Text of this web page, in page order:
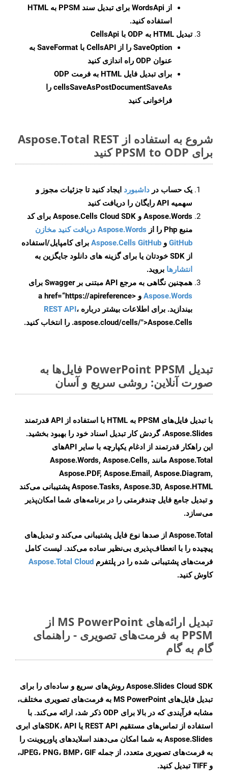
از WordsApi برای تبدیل سند PPSM به HTML
استفاده کنید.
تبدیل HTML به ODP با CellsApi
SaveOption
را از CellsAPI با SaveFormat به
عنوان ODP راه اندازی کنید
برای تبدیل فایل HTML به فرمت
ODP
cellsSaveAsPostDocumentSaveAs را
فراخوانی کنید
شروع به استفاده از Aspose.Total REST
برای PPSM to ODP کنید
یک حساب در داشبورد ایجاد کنید تا جزئیات مجوز و
سهمیه API رایگان را دریافت کنید
Aspose.Words و Aspose.Cells Cloud SDK برای کد
منبع Php را از
Aspose.Words دریافت کنید مخازن
GitHub و Aspose.Cells GitHub برای کامپایل/استفاده
از SDK خودتان یا برای گزینه های دانلود جایگزین به
انتشارها بروید.
همچنین نگاهی به مرجع API مبتنی بر Swagger برای
Aspose.Words
و <a href=“https://apireference
بیندازید. برای اطلاعات بیشتر درباره REST API،
.aspose.cloud/cells/">Aspose.Cells را انتخاب کنید.
تبدیل PowerPoint PPSM فایل‌ها به
صورت آنلاین: روشی سریع و آسان
با تبدیل فایل‌های PPSM به HTML با استفاده از API قدرتمند
Aspose.Slides، گردش کار تبدیل اسناد خود را بهبود بخشید.
این راهکار قدرتمند از ادغام یکپارچه با سایر APIهای
Aspose.Total مانند Aspose.Words, Aspose.Cells,
Aspose.PDF, Aspose.Email, Aspose.Diagram,
Aspose.Tasks, Aspose.3D, Aspose.HTML پشتیبانی می‌کند
و تبدیل جامع فایل چندفرمتی را در برنامه‌های شما امکان‌پذیر
می‌سازد.
Aspose.Total از صدها نوع فایل پشتیبانی می‌کند و تبدیل‌های
پیچیده را با انعطاف‌پذیری بی‌نظیر ساده می‌کند. لیست کامل
فرمت‌های پشتیبانی شده را در پلتفرم Aspose.Total Cloud
کاوش کنید.
تبدیل ارائه‌های MS PowerPoint از
PPSM به فرمت‌های تصویری - راهنمای
گام به گام
Aspose.Slides Cloud SDK روش‌های سریع و ساده‌ای را برای
تبدیل فایل‌های MS PowerPoint به فرمت‌های تصویری مختلف،
مشابه فرآیندی که در بالا برای ODP ذکر شد، ارائه می‌کند. با
استفاده از تماس‌های مستقیم REST API یا SDK، APIهای ابری
Aspose.Slides به شما امکان می‌دهند اسلایدهای پاورپوینت را
به فرمت‌های تصویری متعدد، از جمله JPEG، PNG، BMP، GIF،
و TIFF تبدیل کنید.